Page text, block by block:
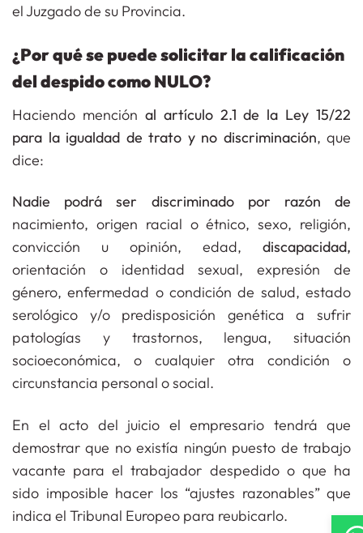
el Juzgado de su Provincia.
¿Por qué se puede solicitar la calificación
del despido como NULO?
Haciendo mención al artículo 2.1 de la Ley 15/22
para la igualdad de trato y no discriminación, que
dice:
Nadie podrá ser discriminado
por razón de
nacimiento, origen racial o étnico, sexo, religión,
convicción u opinión, edad, discapacidad,
orientación o identidad sexual, expresión de
género, enfermedad o condición de salud, estado
serológico y/o predisposición genética a sufrir
patologías y trastornos, lengua, situación
socioeconómica, o cualquier otra condición o
circunstancia personal o social.
En el acto del juicio el empresario tendrá que
demostrar que no existía ningún puesto de trabajo
vacante para el trabajador despedido o que ha
sido imposible hacer los “ajustes razonables” que
indica el Tribunal Europeo para reubicarlo.